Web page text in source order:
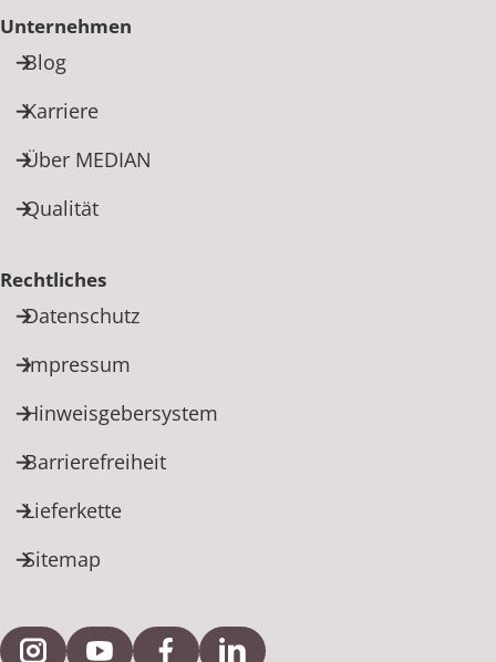
Unternehmen
Blog
Karriere
Über MEDIAN
Qualität
Rechtliches
Datenschutz
Impressum
Hinweisgebersystem
Barrierefreiheit
Lieferkette
Sitemap